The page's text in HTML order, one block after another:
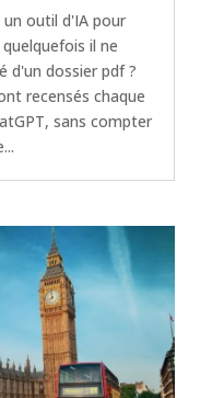
outil d'IA pour
il ne
d'un dossier pdf ?
recensés chaque
sans compter